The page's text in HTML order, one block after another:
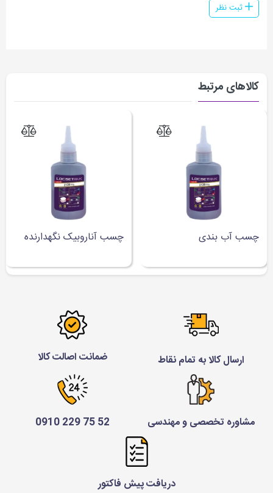
ثبت نظر
کالاهای مرتبط
چسب آب بندی چسب آناروبیک نگهدارنده
ارسال کالا به تمام نقاط ضمانت اصالت کالا
مشاوره تخصصی و مهندسی 52 75 229 0910
دریافت پیش فاکتور